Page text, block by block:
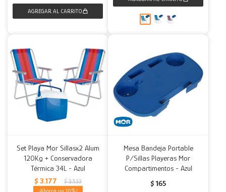
Set Playa Mor Sillasx2 Alum
120Kg + Conservadora
Térmica 34L - Azul
$ 3.177 $ 3.533
Mesa Bandeja Portable
P/Sillas Playeras Mor
Compartimentos - Azul
$ 165